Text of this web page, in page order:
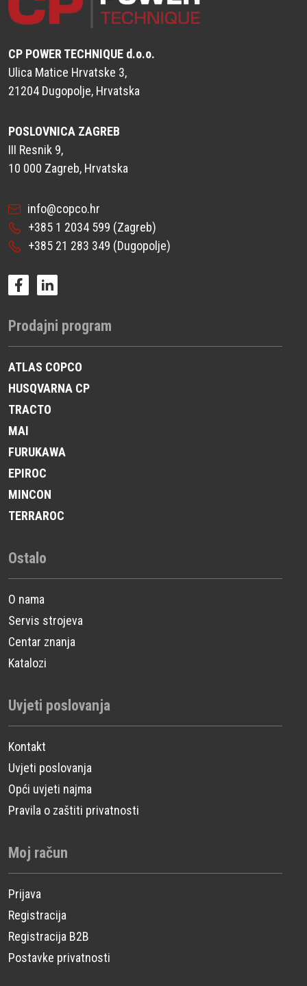
CP POWER TECHNIQUE d.o.o.
Ulica Matice Hrvatske 3,
21204 Dugopolje, Hrvatska
POSLOVNICA ZAGREB
III Resnik 9,
10 000 Zagreb, Hrvatska
info@copco.hr
+385 1 2034 599 (Zagreb)
+385 21 283 349 (Dugopolje)
Prodajni program
ATLAS COPCO
HUSQVARNA CP
TRACTO
MAI
FURUKAWA
EPIROC
MINCON
TERRAROC
Ostalo
O nama
Servis strojeva
Centar znanja
Katalozi
Uvjeti poslovanja
Kontakt
Uvjeti poslovanja
Opći uvjeti najma
Pravila o zaštiti privatnosti
Moj račun
Prijava
Registracija
Registracija B2B
Postavke privatnosti